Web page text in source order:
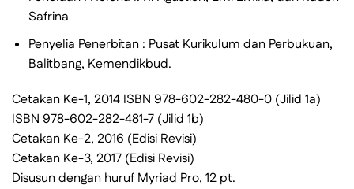
Safrina
Penyelia Penerbitan : Pusat Kurikulum dan Perbukuan,
Balitbang, Kemendikbud.
Cetakan Ke-1, 2014 ISBN 978-602-282-480-0 (Jilid 1a)
ISBN 978-602-282-481-7 (Jilid 1b)
Cetakan Ke-2, 2016 (Edisi Revisi)
Cetakan Ke-3, 2017 (Edisi Revisi)
Disusun dengan huruf Myriad Pro, 12 pt.